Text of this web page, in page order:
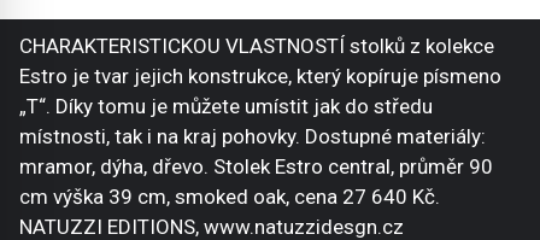
CHARAKTERISTICKOU VLASTNOSTÍ stolků z kolekce
Estro je tvar jejich konstrukce, který kopíruje písmeno
„T“. Díky tomu je můžete umístit jak do středu
místnosti, tak i na kraj pohovky. Dostupné materiály:
mramor, dýha, dřevo. Stolek Estro central, průměr 90
cm výška 39 cm, smoked oak, cena 27 640 Kč.
NATUZZI EDITIONS, www.natuzzidesgn.cz